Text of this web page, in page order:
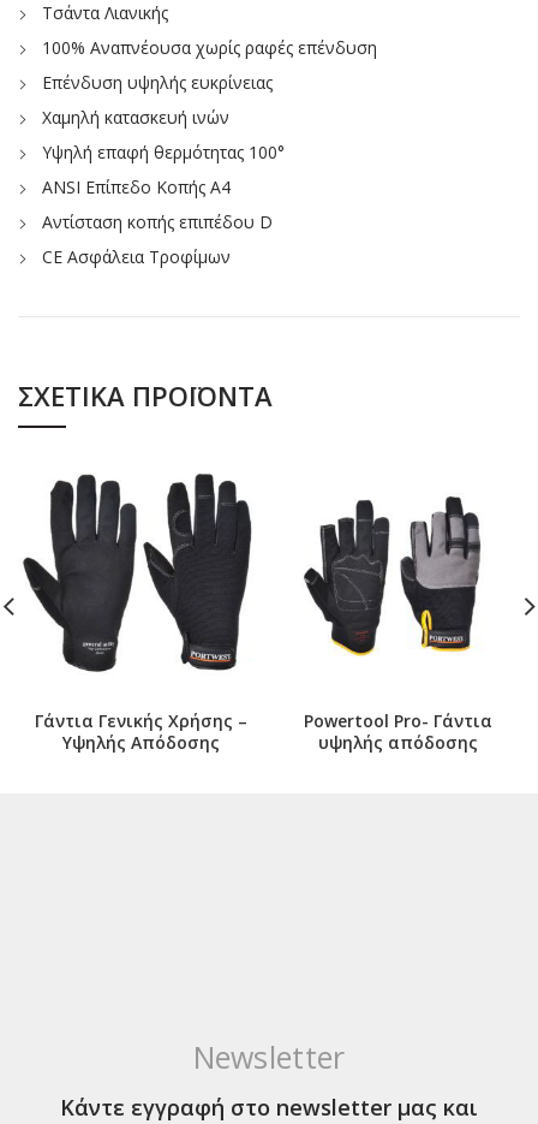
Τσάντα Λιανικής
100% Αναπνέουσα χωρίς ραφές επένδυση
Επένδυση υψηλής ευκρίνειας
Χαμηλή κατασκευή ινών
Υψηλή επαφή θερμότητας 100°
ANSI Επίπεδο Κοπής Α4
Αντίσταση κοπής επιπέδου D
CE Ασφάλεια Τροφίμων
ΣΧΕΤΙΚΆ ΠΡΟΪΌΝΤΑ
Γάντια Γενικής Χρήσης –
Υψηλής Απόδοσης
Powertool Pro- Γάντια
υψηλής απόδοσης
Newsletter
Κάντε εγγραφή στο newsletter μας και